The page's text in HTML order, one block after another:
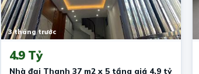
3 tháng trước
4.9 Tỷ
Nhà đại Thanh 37 m2 x 5 tầng giá 4,9 tỷ